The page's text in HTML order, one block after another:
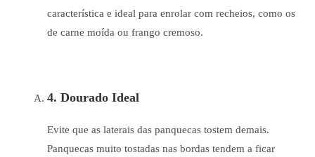
característica e ideal para enrolar com recheios, como os
de carne moída ou frango cremoso.
4. Dourado Ideal
Evite que as laterais das panquecas tostem demais.
Panquecas muito tostadas nas bordas tendem a ficar